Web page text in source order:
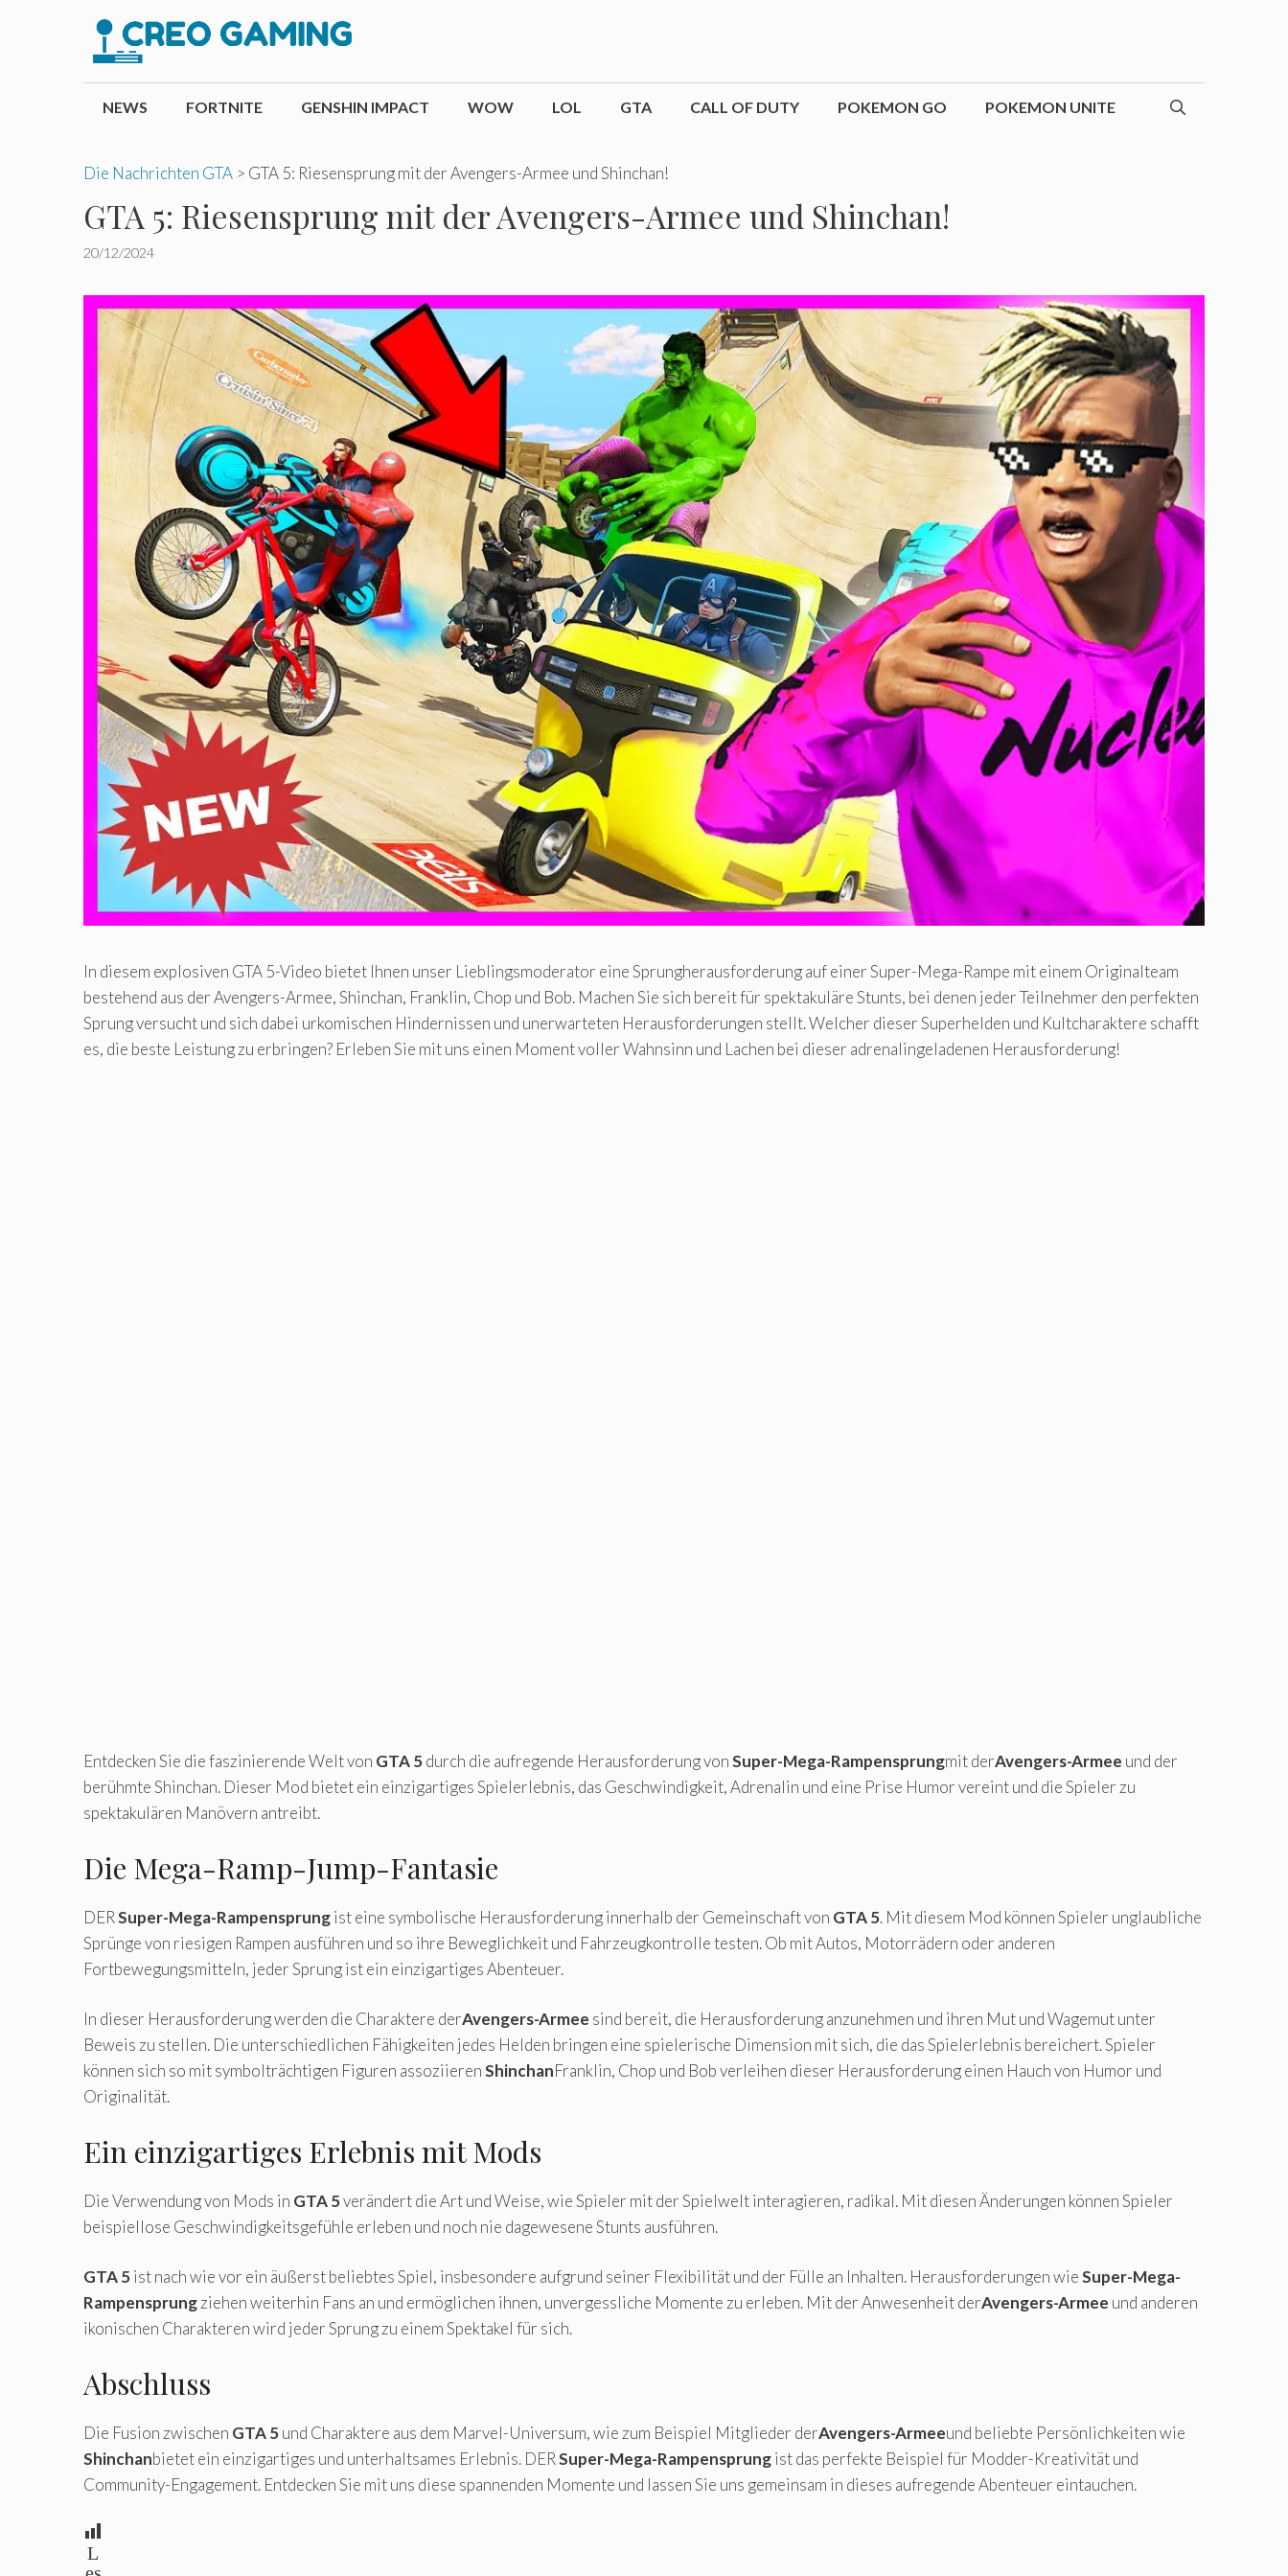
NEWS FORTNITE GENSHIN IMPACT WOW LOL GTA CALL OF DUTY POKEMON GO POKEMON UNITE
Die Nachrichten GTA > GTA 5: Riesensprung mit der Avengers-Armee und Shinchan!
GTA 5: Riesensprung mit der Avengers-Armee und Shinchan!
20/12/2024
In diesem explosiven GTA 5-Video bietet Ihnen unser Lieblingsmoderator eine Sprungherausforderung auf einer Super-Mega-Rampe mit einem Originalteam
bestehend aus der Avengers-Armee, Shinchan, Franklin, Chop und Bob. Machen Sie sich bereit für spektakuläre Stunts, bei denen jeder Teilnehmer den perfekten
Sprung versucht und sich dabei urkomischen Hindernissen und unerwarteten Herausforderungen stellt. Welcher dieser Superhelden und Kultcharaktere schafft
es, die beste Leistung zu erbringen? Erleben Sie mit uns einen Moment voller Wahnsinn und Lachen bei dieser adrenalingeladenen Herausforderung!
Entdecken Sie die faszinierende Welt von GTA 5durch die aufregende Herausforderung vonSuper-Mega-Rampensprungmit derAvengers-Armee und der
berühmte Shinchan. Dieser Mod bietet ein einzigartiges Spielerlebnis, das Geschwindigkeit, Adrenalin und eine Prise Humor vereint und die Spieler zu
spektakulären Manövern antreibt.
Die Mega-Ramp-Jump-Fantasie
DERSuper-Mega-Rampensprungist eine symbolische Herausforderung innerhalb der Gemeinschaft von GTA 5. Mit diesem Mod können Spieler unglaubliche
Sprünge von riesigen Rampen ausführen und so ihre Beweglichkeit und Fahrzeugkontrolle testen. Ob mit Autos, Motorrädern oder anderen
Fortbewegungsmitteln, jeder Sprung ist ein einzigartiges Abenteuer.
In dieser Herausforderung werden die Charaktere derAvengers-Armee sind bereit, die Herausforderung anzunehmen und ihren Mut und Wagemut unter
Beweis zu stellen. Die unterschiedlichen Fähigkeiten jedes Helden bringen eine spielerische Dimension mit sich, die das Spielerlebnis bereichert. Spieler
können sich so mit symbolträchtigen Figuren assoziierenShinchanFranklin, Chop und Bob verleihen dieser Herausforderung einen Hauch von Humor und
Originalität.
Ein einzigartiges Erlebnis mit Mods
Die Verwendung von Mods in GTA 5verändert die Art und Weise, wie Spieler mit der Spielwelt interagieren, radikal. Mit diesen Änderungen können Spieler
beispiellose Geschwindigkeitsgefühle erleben und noch nie dagewesene Stunts ausführen.
GTA 5ist nach wie vor ein äußerst beliebtes Spiel, insbesondere aufgrund seiner Flexibilität und der Fülle an Inhalten. Herausforderungen wieSuper-Mega-
Rampensprungziehen weiterhin Fans an und ermöglichen ihnen, unvergessliche Momente zu erleben. Mit der Anwesenheit derAvengers-Armee und anderen
ikonischen Charakteren wird jeder Sprung zu einem Spektakel für sich.
Abschluss
Die Fusion zwischen GTA 5und Charaktere aus dem Marvel-Universum, wie zum Beispiel Mitglieder derAvengers-Armeeund beliebte Persönlichkeiten wie
Shinchanbietet ein einzigartiges und unterhaltsames Erlebnis. DERSuper-Mega-Rampensprungist das perfekte Beispiel für Modder-Kreativität und
Community-Engagement. Entdecken Sie mit uns diese spannenden Momente und lassen Sie uns gemeinsam in dieses aufregende Abenteuer eintauchen.
L
es